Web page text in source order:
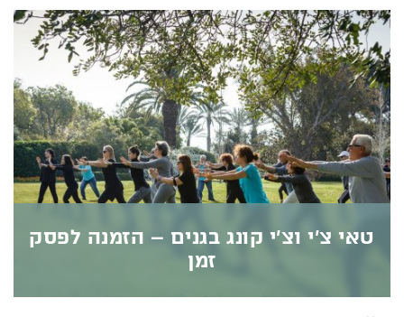
והמקום להוציא את האומן שבתוכנו.
פרטים נוספים >>
טאי צ’י וצ’י קונג בגנים – הזמנה לפסק
זמן